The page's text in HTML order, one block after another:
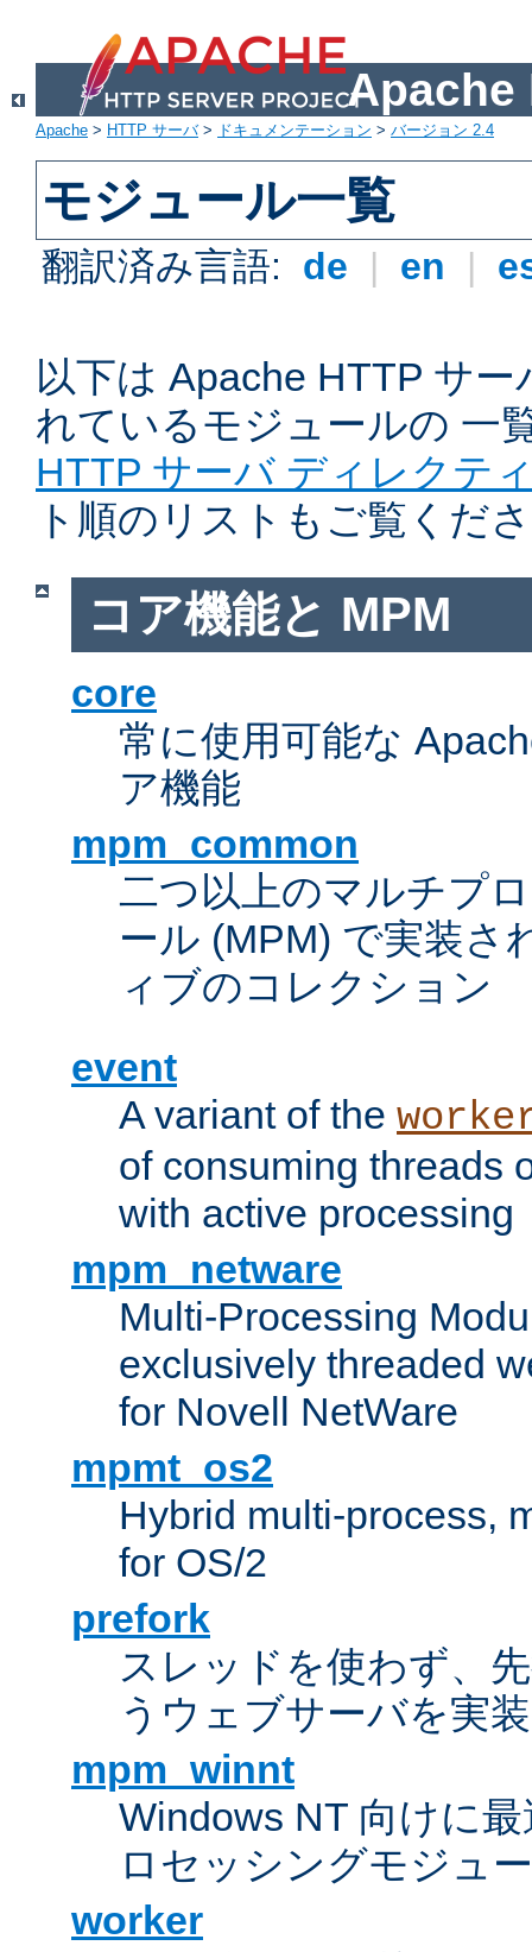
Apache
Apache > HTTP サーバ> ドキュメンテーション > バージョン 2.4
モジュール一覧
翻訳済み言語: de | en |
以下は Apache HTTP サ
れているモジュールの 一
HTTP サーバ ディレクテ
ト順のリストもご覧くだ
コア機能と MPM
core
常に使用可能な
ア機能
mpm_common
二つ以上のマルチプ
ール (MPM) で実装さ
ィブのコレクション
event
A variant of the
of consuming threads
with active processing
mpm_netware
Multi-Processing
exclusively threaded
for Novell NetWare
mpmt_os2
Hybrid multi-process,
for OS/2
prefork
スレッドを使わず、
うウェブサーバを実装
mpm_winnt
Windows NT 向けに
ロセッシングモジュ
worker